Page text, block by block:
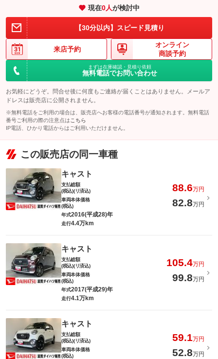
現在0人が検討中
【30分以内】スピード見積り
来店予約
オンライン
商談予約
まずは在庫確認・見積り依頼
無料電話でお問い合わせ
お気軽にどうぞ。問合せ後に何度もご連絡が届くことはありません。メールア
ドレスは販売店に公開されません。
※無料電話をご利用の場合は、販売店へお客様の電話番号が通知されます。無料電話
番号ご利用の際の注意点は こちら
IP電話、ひかり電話からはご利用いただけません。
この販売店の同一車種
キャスト
支払総額
(税込)(リ済込)
88.6万円
車両本体価格
(税込)
82.8万円
年式2016(平成28)年
走行4.4万km
キャスト
支払総額
(税込)(リ済込)
105.4万円
車両本体価格
(税込)
99.8万円
年式2017(平成29)年
走行4.1万km
キャスト
支払総額
(税込)(リ済込)
59.1万円
車両本体価格
(税込)
52.8万円